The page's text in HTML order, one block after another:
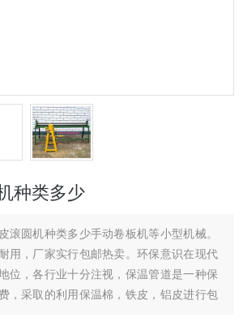
种类多少
滚圆机种类多少手动卷板机等小型机械。
用，厂家实行包邮热卖。环保意识在现代
位，各行业十分注视，保温管道是一种保
，采取的利用保温棉，铁皮，铝皮进行包